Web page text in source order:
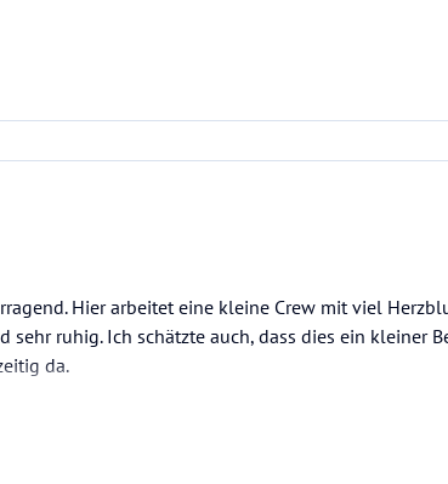
Hier arbeitet eine kleine Crew mit viel
ruhig. Ich schätzte auch, dass dies ein kleiner
da.